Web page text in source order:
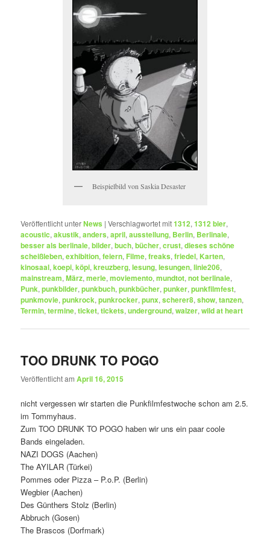
Beispielbild von Saskia Desaster
Veröffentlicht unterNews |Verschlagwortet mit1312,1312 bier,
acoustic,akustik,anders,april,ausstellung, Berlin, Berlinale,
besser als berlinale,bilder,buch,bücher,crust,dieses schöne
scheißleben,exhibition,feiern, Filme,freaks,friedel, Karten,
kinosaal,koepi,köpi,kreuzberg,lesung,lesungen,linie206,
mainstream,März,merle,moviemento,mundtot,not berlinale,
Punk,punkbilder,punkbuch,punkbücher,punker,punkfilmfest,
punkmovie,punkrock,punkrocker,punx,scherer8,show,tanzen,
Termin,termine,ticket,tickets,underground,walzer,wild at heart
TOO DRUNK TO POGO
Veröffentlicht amApril 16, 2015
nicht vergessen wir starten die Punkfilmfestwoche schon am 2.5.
im Tommyhaus.
Zum TOO DRUNK TO POGO haben wir uns ein paar coole
Bands eingeladen.
NAZI DOGS (Aachen)
The AYILAR (Türkei)
Pommes oder Pizza – P.o.P. (Berlin)
Wegbier (Aachen)
Des Günthers Stolz (Berlin)
Abbruch (Gosen)
The Brascos (Dorfmark)